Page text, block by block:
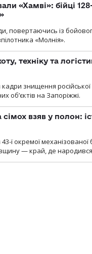
«Хамві»: бійці
повертаючись із
«Молнія».
техніку та
знищення російської
об’єктів на Запоріжжі.
взяв у полон:
ї окремої механізованої
— край, де народився